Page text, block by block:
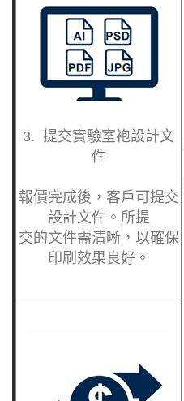
3. 提交實驗室袍設計文
件
報價完成後，客戶可提交
設計文件。所提
交的文件需清晰，以確保
印刷效果良好。